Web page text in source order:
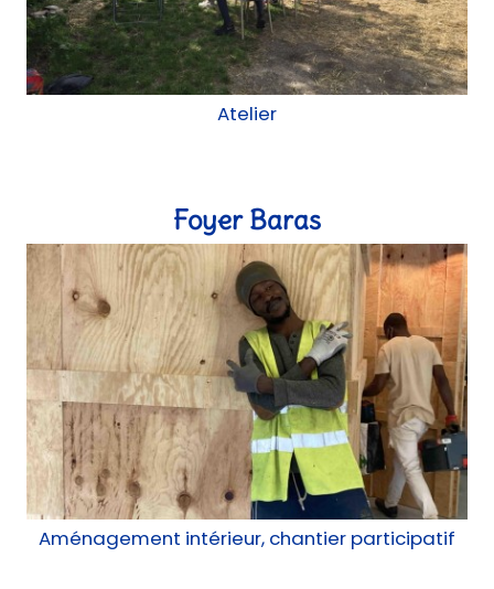
Aménagement intérieur, chantier participatif
Ateliers réemploi - Saison 2021